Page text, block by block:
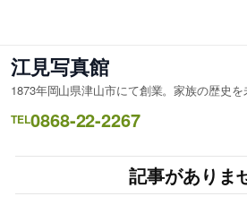
を
ス
キ
ッ
江見写真館
1873年岡山県津山市にて創業。家族の歴史を
TEL0868-22-2267
記事がありま